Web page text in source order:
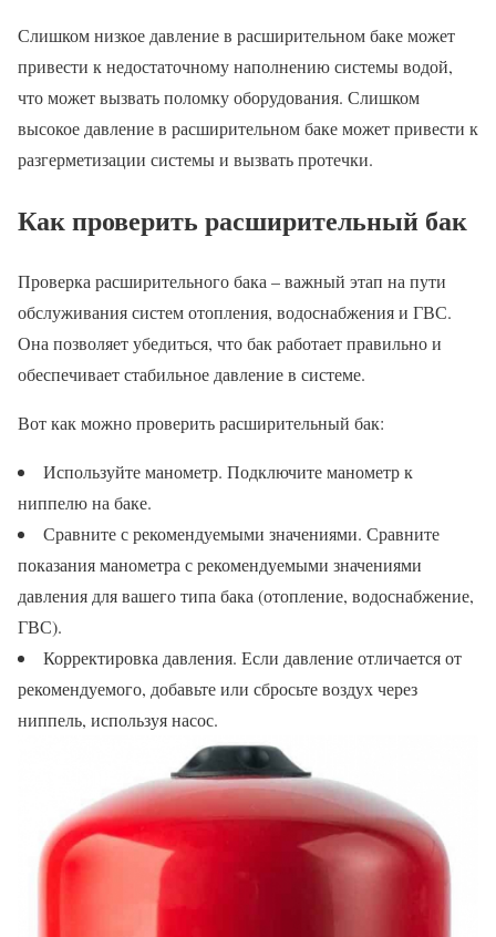
Слишком низкое давление в расширительном баке может
привести к недостаточному наполнению системы водой,
что может вызвать поломку оборудования. Слишком
высокое давление в расширительном баке может привести к
разгерметизации системы и вызвать протечки.
Как проверить расширительный бак
Проверка расширительного бака – важный этап на пути
обслуживания систем отопления, водоснабжения и ГВС.
Она позволяет убедиться, что бак работает правильно и
обеспечивает стабильное давление в системе.
Вот как можно проверить расширительный бак:
Используйте манометр. Подключите манометр к
ниппелю на баке.
Сравните с рекомендуемыми значениями. Сравните
показания манометра с рекомендуемыми значениями
давления для вашего типа бака (отопление, водоснабжение,
ГВС).
Корректировка давления. Если давление отличается от
рекомендуемого, добавьте или сбросьте воздух через
ниппель, используя насос.